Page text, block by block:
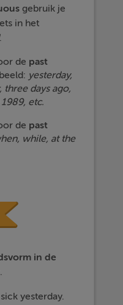
gebruik je
in het
.
de past
yesterday,
three days ago,
etc.
de past
while, at the
in de
yesterday.